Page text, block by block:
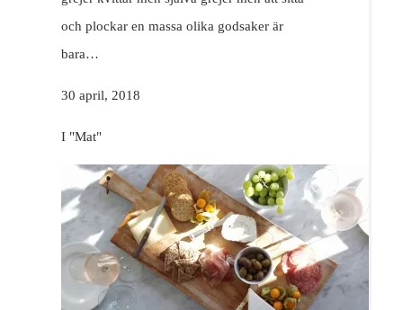
och plockar en massa olika godsaker är
bara…
30 april, 2018
I "Mat"